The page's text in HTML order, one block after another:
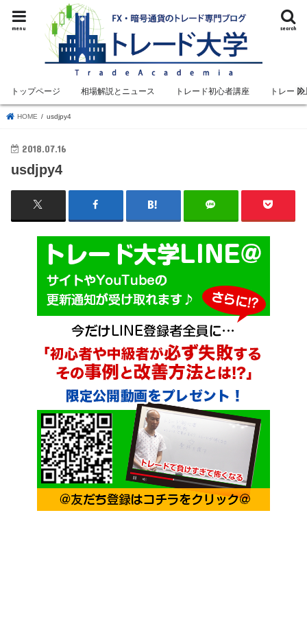
search
menu
トップページ 相場解説とニュース トレード初心者講座 トレード
HOME usdjpy4
2018.07.16
usdjpy4